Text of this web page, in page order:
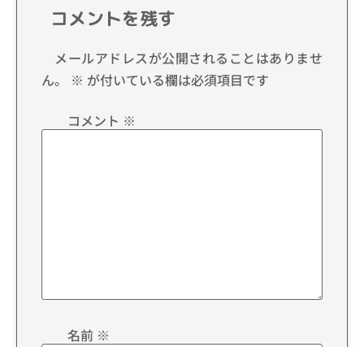
コメントを残す
メールアドレスが公開されることはありませ
ん。
※ が付いている欄は必須項目です
コメント ※
名前 ※